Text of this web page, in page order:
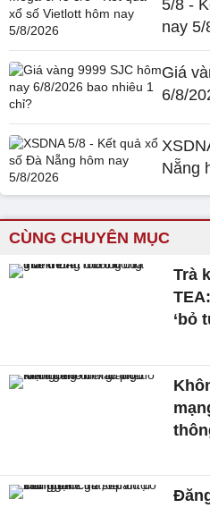
5/8 -
nay 5/
Giá
6/8/
Nẵng
CÙNG CHUYÊN MỤC
Trà
‘bỏ